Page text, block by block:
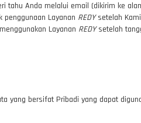
tahu Anda melalui email (dikirim ke
penggunaan Layanan REDYsetelah
Layanan REDYsetelah
yang bersifat Pribadi yang dapat